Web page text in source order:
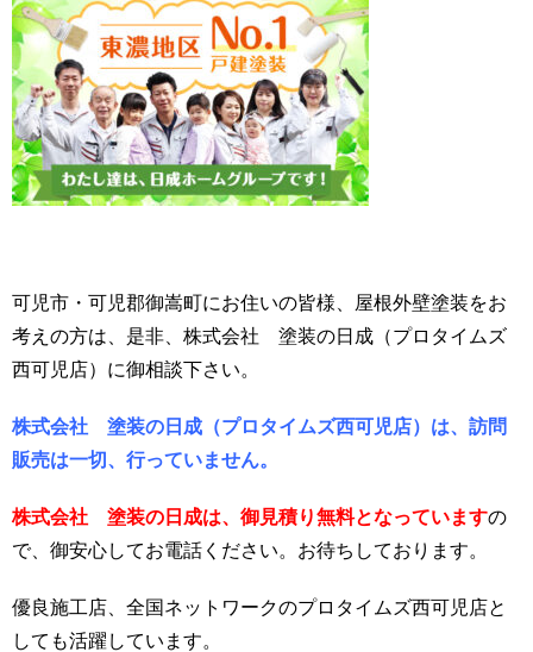
可児市・可児郡御嵩町にお住いの皆様、屋根外壁塗装をお
考えの方は、是非、株式会社 塗装の日成（プロタイムズ
西可児店）に御相談下さい。
株式会社 塗装の日成（プロタイムズ西可児店）は、訪問
販売は一切、行っていません。
株式会社 塗装の日成は、御見積り無料となっていますの
で、御安心してお電話ください。お待ちしております。
優良施工店、全国ネットワークのプロタイムズ西可児店と
しても活躍しています。